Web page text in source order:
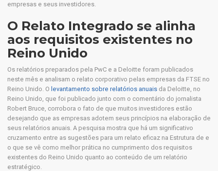
empresas e seus investidores.
O Relato Integrado se alinha
aos requisitos existentes no
Reino Unido
Os relatórios preparados pela PwC e a Deloitte foram publicados
neste mês e analisam o relato corporativo pelas empresas da FTSE no
Reino Unido. O levantamento sobre relatórios anuais da Deloitte, no
Reino Unido, que foi publicado junto com o comentário do jornalista
Robert Bruce, corrobora o fato de que muitos investidores estão
desejando que as empresas adotem seus princípios na elaboração de
seus relatórios anuais. A pesquisa mostra que há um significativo
cruzamento entre as sugestões para um relato eficaz na Estrutura de e
o que se vê como melhor prática no cumprimento dos requisitos
existentes do Reino Unido quanto ao conteúdo de um relatório
estratégico.